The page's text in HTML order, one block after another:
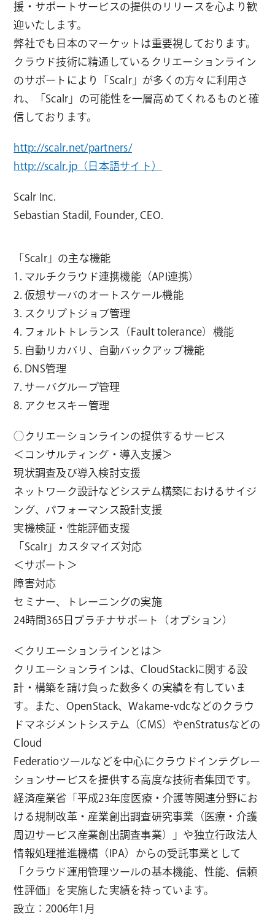
援・サポートサービスの提供のリリースを心より歓
迎いたします。
弊社でも日本のマーケットは重要視しております。
クラウド技術に精通しているクリエーションライン
のサポートにより「Scalr」が多くの方々に利用さ
れ、「Scalr」の可能性を一層高めてくれるものと確
信しております。
http://scalr.net/partners/
http://scalr.jp（日本語サイト）
Scalr Inc.
Sebastian Stadil, Founder, CEO.
「Scalr」の主な機能
1. マルチクラウド連携機能（API連携）
2. 仮想サーバのオートスケール機能
3. スクリプトジョブ管理
4. フォルトトレランス（Fault tolerance）機能
5. 自動リカバリ、自動バックアップ機能
6. DNS管理
7. サーバグループ管理
8. アクセスキー管理
◯クリエーションラインの提供するサービス
＜コンサルティング・導入支援＞
現状調査及び導入検討支援
ネットワーク設計などシステム構築におけるサイジ
ング、パフォーマンス設計支援
実機検証・性能評価支援
「Scalr」カスタマイズ対応
＜サポート＞
障害対応
セミナー、トレーニングの実施
24時間365日プラチナサポート（オプション）
＜クリエーションラインとは＞
クリエーションラインは、CloudStackに関する設
計・構築を請け負った数多くの実績を有していま
す。また、OpenStack、Wakame-vdcなどのクラウ
ドマネジメントシステム（CMS）やenStratusなどの
Cloud
Federatioツールなどを中心にクラウドインテグレー
ションサービスを提供する高度な技術者集団です。
経済産業省「平成23年度医療・介護等関連分野にお
ける規制改革・産業創出調査研究事業（医療・介護
周辺サービス産業創出調査事業）」や独立行政法人
情報処理推進機構（IPA）からの受託事業として
「クラウド運用管理ツールの基本機能、性能、信頼
性評価」を実施した実績を持っています。
設立：2006年1月